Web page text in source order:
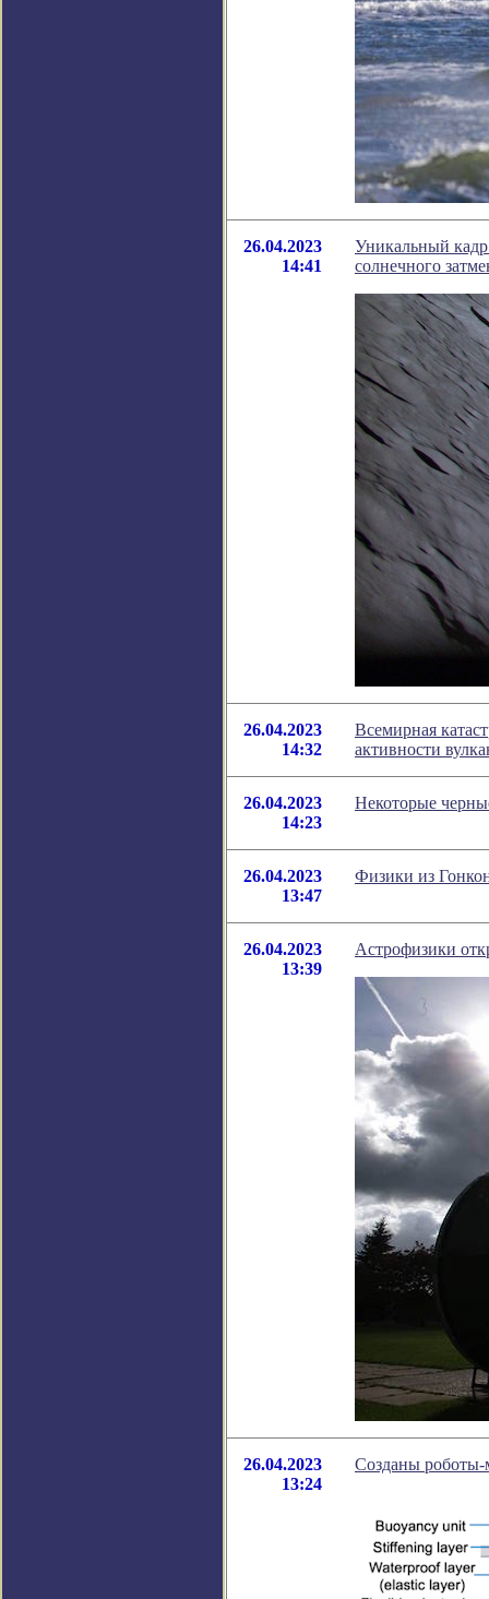
26.04.2023
14:41
Уникальный
солнечного
26.04.2023
14:32
Всемирная
активности
26.04.2023
14:23
Некоторые
26.04.2023
13:47
Физики из
26.04.2023
13:39
Астрофизики
26.04.2023
13:24
Созданы роботы-